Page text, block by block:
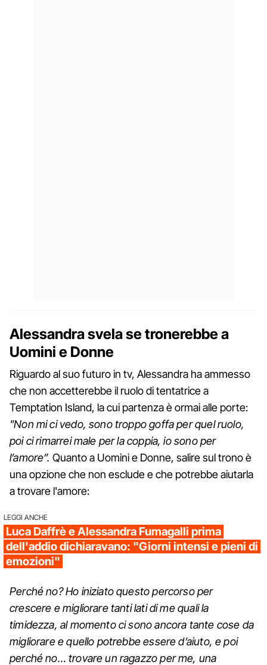
Alessandra svela se tronerebbe a
Uomini e Donne
Riguardo al suo futuro in tv, Alessandra ha ammesso
che non accetterebbe il ruolo di tentatrice a
Temptation Island, la cui partenza è ormai alle porte:
"Non mi ci vedo, sono troppo goffa per quel ruolo,
poi ci rimarrei male per la coppia, io sono per
l’amore”. Quanto a Uomini e Donne, salire sul trono è
una opzione che non esclude e che potrebbe aiutarla
a trovare l'amore:
LEGGI ANCHE
Luca Daffrè e Alessandra Fumagalli prima
dell'addio dichiaravano: "Giorni intensi e pieni di
emozioni"
Perché no? Ho iniziato questo percorso per
crescere e migliorare tanti lati di me quali la
timidezza, al momento ci sono ancora tante cose da
migliorare e quello potrebbe essere d’aiuto, e poi
perché no… trovare un ragazzo per me, una